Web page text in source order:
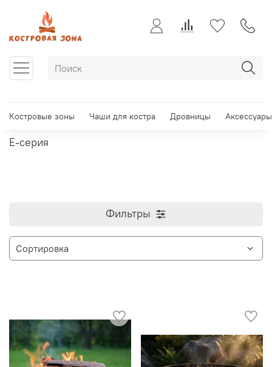
Костровые зоны Чаши для костра Дровницы Аксессуары
E-серия
Фильтры